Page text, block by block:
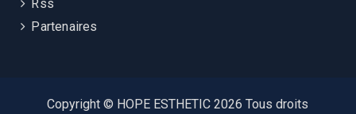
Rss
Partenaires
Copyright © HOPE ESTHETIC 2026 Tous droits